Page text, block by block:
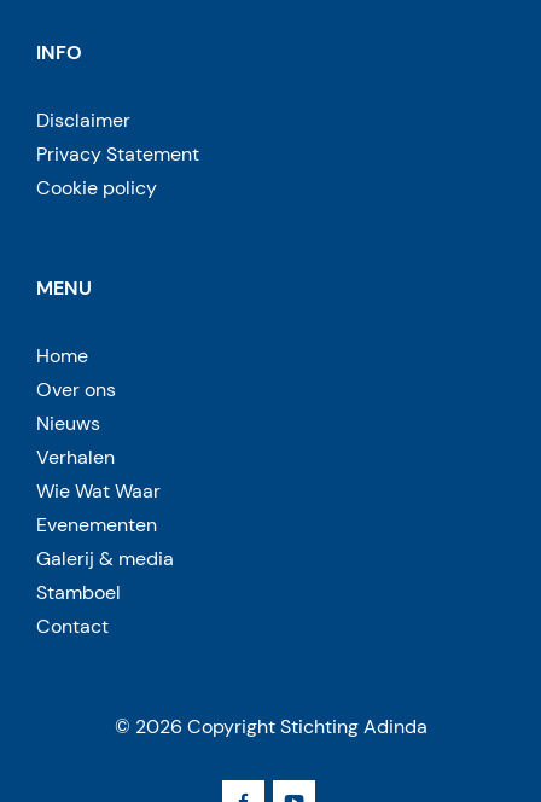
INFO
Disclaimer
Privacy Statement
Cookie policy
MENU
Home
Over ons
Nieuws
Verhalen
Wie Wat Waar
Evenementen
Galerij & media
Stamboel
Contact
© 2026 Copyright Stichting Adinda